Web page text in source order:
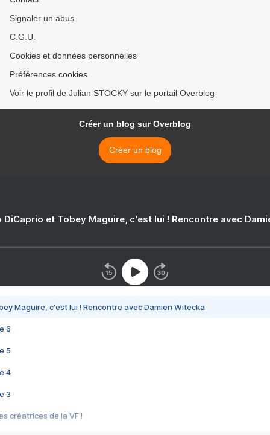
Signaler un abus
C.G.U.
Cookies et données personnelles
Préférences cookies
Voir le profil de Julian STOCKY sur le portail Overblog
Créer un blog sur Overblog
Créer un blog
DiCaprio et Tobey Maguire, c'est lui ! Rencontre avec
Maguire, c'est lui ! Rencontre avec Damien Witecka
6
5
4
3
créatrices de la VF !